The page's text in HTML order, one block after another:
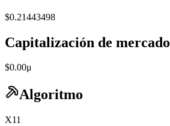
$0.21443498
Capitalización de mercado
$0.00μ
Algoritmo
X11